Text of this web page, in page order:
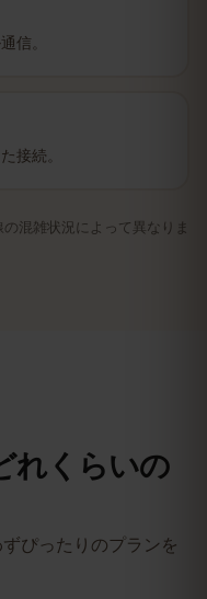
信。
接続。
混雑状況によって異なりま
れくらいの
ぴったりのプランを